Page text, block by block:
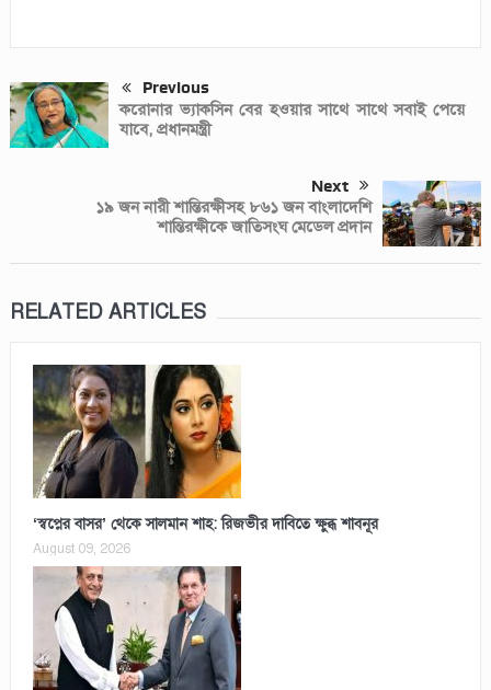
Previous
করোনার ভ্যাকসিন বের হওয়ার সাথে সাথে সবাই পেয়ে
যাবে, প্রধানমন্ত্রী
Next
১৯ জন নারী শান্তিরক্ষীসহ ৮৬১ জন বাংলাদেশি
শান্তিরক্ষীকে জাতিসংঘ মেডেল প্রদান
RELATED ARTICLES
‘স্বপ্নের বাসর’ থেকে সালমান শাহ: রিজভীর দাবিতে ক্ষুব্ধ শাবনূর
August 09, 2026